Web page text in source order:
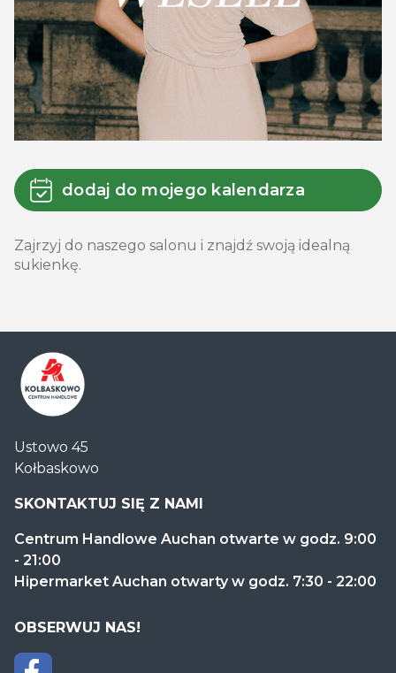
dodaj do mojego kalendarza
Zajrzyj do naszego salonu i znajdź swoją idealną
sukienkę.
Handlowe
Auchan
Kołbaskowo
Ustowo 45
Kołbaskowo
SKONTAKTUJ SIĘ Z NAMI
Centrum Handlowe Auchan otwarte w godz. 9:00
- 21:00
Hipermarket Auchan otwarty w godz. 7:30 - 22:00
OBSERWUJ NAS!